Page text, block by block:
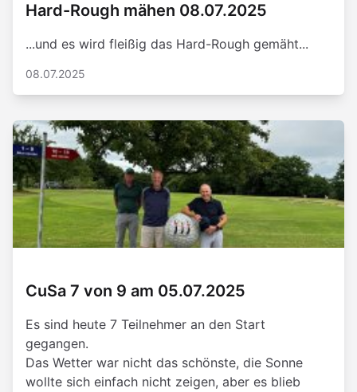
Hard-Rough mähen 08.07.2025
...und es wird fleißig das Hard-Rough gemäht...
08.07.2025
CuSa 7 von 9 am 05.07.2025
Es sind heute 7 Teilnehmer an den Start
gegangen.
Das Wetter war nicht das schönste, die Sonne
wollte sich einfach nicht zeigen, aber es blieb